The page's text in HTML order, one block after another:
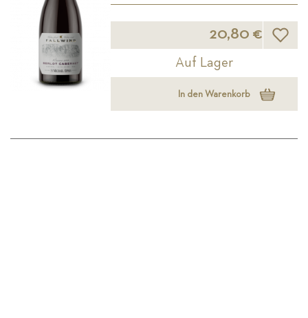
20,80 €
Auf Lager
In den Warenkorb